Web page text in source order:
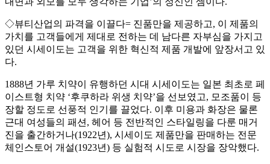
◇뷰티산업의 파격을 이끌다= 진품만을 제공하고, 이 제품의
가치를 고객들에게 제대로 전하는 데 남다른 자부심을 가지고
있던 시세이도는 고객을 위한 혁신적 제품 개발에 앞장서고 있
다.
1888년 가루 치약이 유행하던 시대 시세이도는 일본 최초로 페
이스트형 치약 ‘후쿠하라 위생 치약’을 선보였고, 모조품이 등
장할 정도로 선풍적 인기를 끌었다. 이후 미용과 화장은 물론
근대 여성들의 패션, 헤어 등 전반적인 스타일링을 다룬 매거
진을 출간하거나(1922년), 시세이도 제품만을 판매하는 전문
체인스토어 개설(1923년) 등 실험적 시도로 시장을 장악했다.